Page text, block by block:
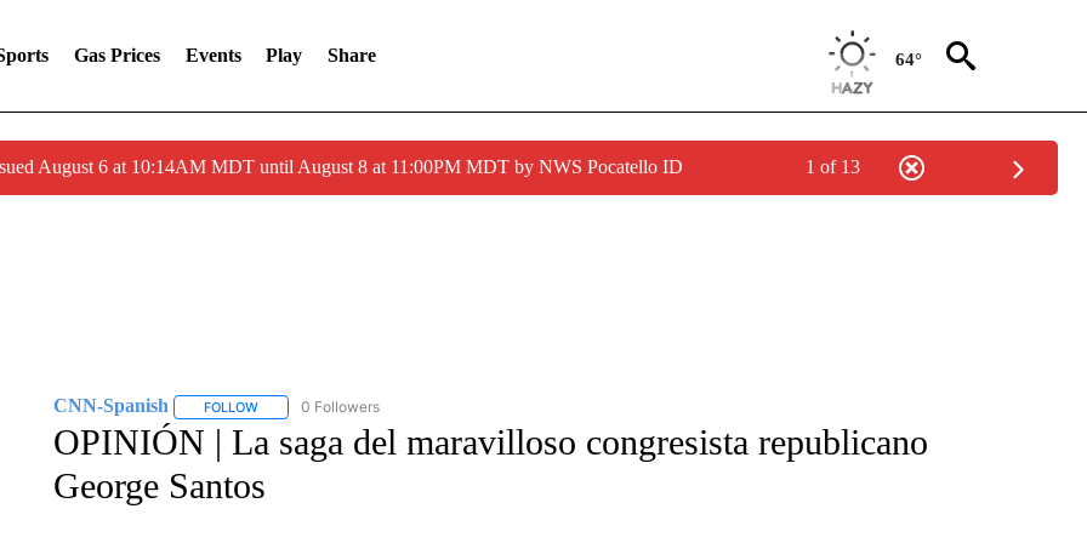
Gas Prices Events Play Share 64°
August 6 at 10:14AM MDT until August 8 at 11:00PM MDT by NWS Pocatello ID 1 of 13
CNN-Spanish FOLLOWFOLLOW "CNN-SPANISH" TO RECEIVE NOTIFICATIONS ABOUT NEW PAGES ON "CNN-SPANISH".
0 Followers
OPINIÓN | La saga del maravilloso congresista republicano
George Santos